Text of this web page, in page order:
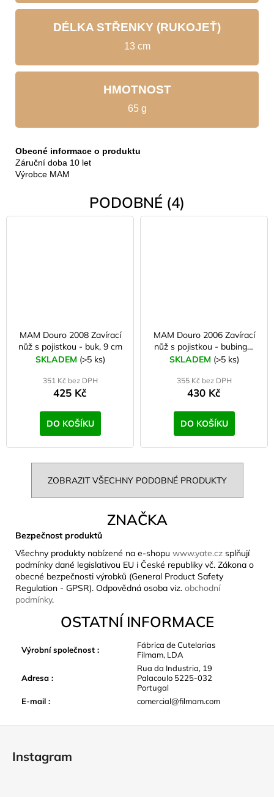
DÉLKA STŘENKY (RUKOJEŤ)
13 cm
HMOTNOST
65 g
Obecné informace o produktu
Záruční doba 10 let
Výrobce MAM
PODOBNÉ (4)
MAM Douro 2008 Zavírací
nůž s pojistkou - buk, 9 cm
SKLADEM (>5 ks)
351 Kč bez DPH
425 Kč
DO KOŠÍKU
MAM Douro 2006 Zavírací
nůž s pojistkou - bubinga,
7,5 cm
SKLADEM (>5 ks)
355 Kč bez DPH
430 Kč
DO KOŠÍKU
ZOBRAZIT VŠECHNY PODOBNÉ PRODUKTY
ZNAČKA
Bezpečnost produktů
Všechny produkty nabízené na e-shopu www.yate.cz splňují
podmínky dané legislativou EU i České republiky vč. Zákona o
obecné bezpečnosti výrobků (General Product Safety
Regulation - GPSR). Odpovědná osoba viz. obchodní
podmínky.
OSTATNÍ INFORMACE
Výrobní společnost :
Fábrica de Cutelarias
Filmam, LDA
Adresa :
Rua da Industria, 19
Palacoulo 5225-032
Portugal
E-mail : comercial@filmam.com
Instagram